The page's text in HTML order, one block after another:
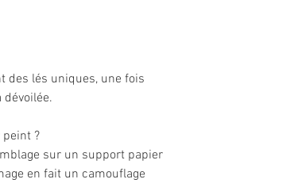
des lés uniques, une fois
?
sur un support papier
en fait un camouflage